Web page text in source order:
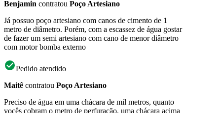
Benjamin contratou Poço Artesiano
Já possuo poço artesiano com canos de cimento de 1
metro de diâmetro. Porém, com a escassez de água gostar
de fazer um semi artesiano com cano de menor diâmetro
com motor bomba externo
Pedido atendido
Maitê contratou Poço Artesiano
Preciso de água em uma chácara de mil metros, quanto
vocês cobram o metro de perfuração, uma chácara acima